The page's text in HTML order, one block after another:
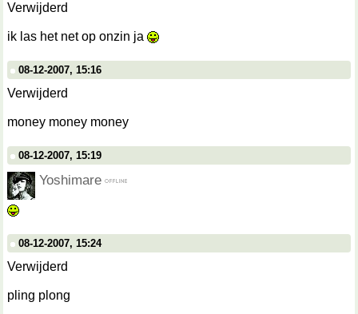
Verwijderd
ik las het net op onzin ja
08-12-2007, 15:16
Verwijderd
money money money
08-12-2007, 15:19
Yoshimare
08-12-2007, 15:24
Verwijderd
pling plong